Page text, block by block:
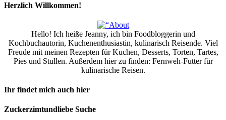
Herzlich Willkommen!
Hello! Ich heiße Jeanny, ich bin Foodbloggerin und
Kochbuchautorin, Kuchenenthusiastin, kulinarisch Reisende. Viel
Freude mit meinen Rezepten für Kuchen, Desserts, Torten, Tartes,
Pies und Stullen. Außerdem hier zu finden: Fernweh-Futter für
kulinarische Reisen.
Ihr findet mich auch hier
Zuckerzimtundliebe Suche